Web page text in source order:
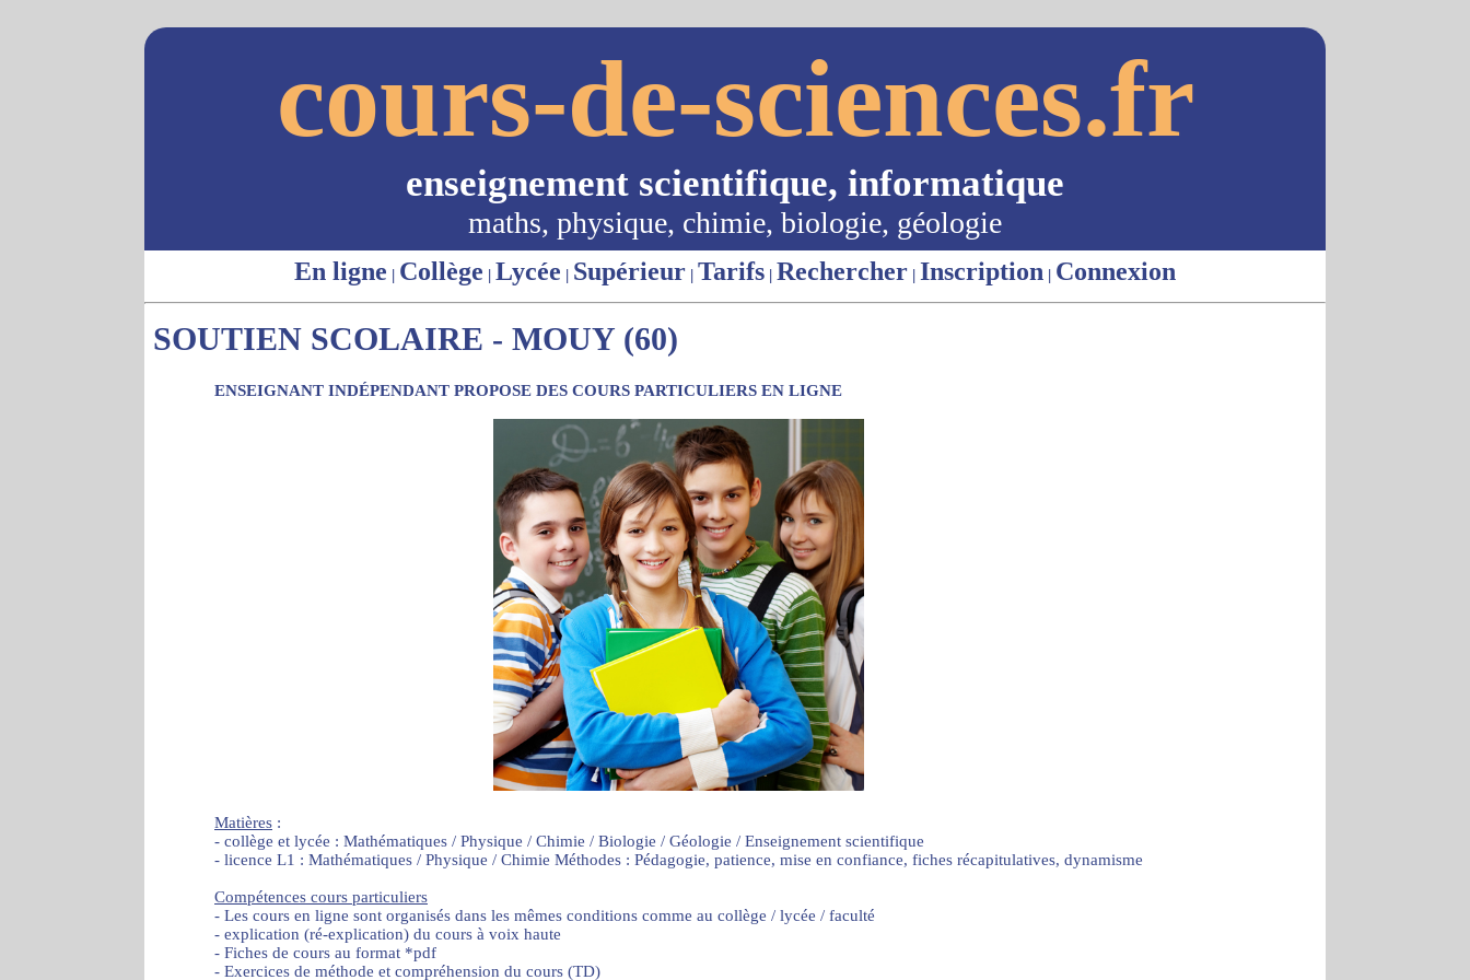
cours-de-sciences.fr
enseignement scientifique, informatique
maths, physique, chimie, biologie, géologie
En ligne | Collège | Lycée | Supérieur | Tarifs | Rechercher | Inscription | Connexion
SOUTIEN SCOLAIRE - MOUY (60)
ENSEIGNANT INDÉPENDANT PROPOSE DES COURS PARTICULIERS EN LIGNE
Matières :
- collège et lycée : Mathématiques / Physique / Chimie / Biologie / Géologie / Enseignement scientifique
- licence L1 : Mathématiques / Physique / Chimie Méthodes : Pédagogie, patience, mise en confiance, fiches récapitulatives, dynamisme
Compétences cours particuliers
- Les cours en ligne sont organisés dans les mêmes conditions comme au collège / lycée / faculté
- explication (ré-explication) du cours à voix haute
- Fiches de cours au format *pdf
- Exercices de méthode et compréhension du cours (TD)